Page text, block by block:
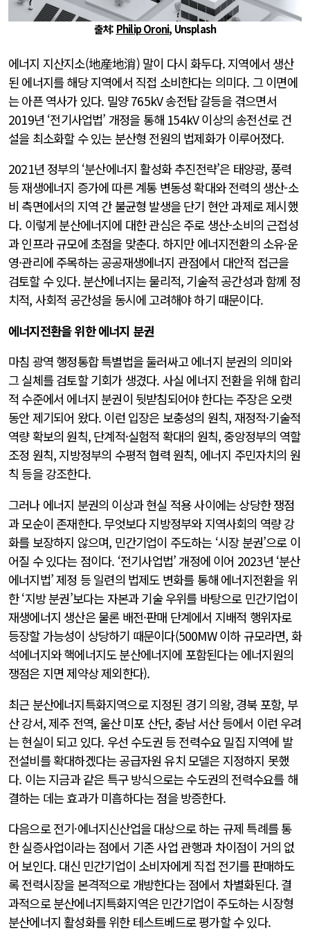
출처: Philip Oroni, Unsplash
에너지 지산지소(地産地消) 말이 다시 화두다. 지역에서 생산
된 에너지를 해당 지역에서 직접 소비한다는 의미다. 그 이면에
는 아픈 역사가 있다. 밀양 765kV 송전탑 갈등을 겪으면서
2019년 ‘전기사업법’ 개정을 통해 154kV 이상의 송전선로 건
설을 최소화할 수 있는 분산형 전원의 법제화가 이루어졌다.
2021년 정부의 ‘분산에너지 활성화 추진전략’은 태양광, 풍력
등 재생에너지 증가에 따른 계통 변동성 확대와 전력의 생산-소
비 측면에서의 지역 간 불균형 발생을 단기 현안 과제로 제시했
다. 이렇게 분산에너지에 대한 관심은 주로 생산-소비의 근접성
과 인프라 규모에 초점을 맞춘다. 하지만 에너지전환의 소유·운
영·관리에 주목하는 공공재생에너지 관점에서 대안적 접근을
검토할 수 있다. 분산에너지는 물리적, 기술적 공간성과 함께 정
치적, 사회적 공간성을 동시에 고려해야 하기 때문이다.
에너지전환을 위한 에너지 분권
마침 광역 행정통합 특별법을 둘러싸고 에너지 분권의 의미와
그 실체를 검토할 기회가 생겼다. 사실 에너지 전환을 위해 합리
적 수준에서 에너지 분권이 뒷받침되어야 한다는 주장은 오랫
동안 제기되어 왔다. 이런 입장은 보충성의 원칙, 재정적·기술적
역량 확보의 원칙, 단계적·실험적 확대의 원칙, 중앙정부의 역할
조정 원칙, 지방정부의 수평적 협력 원칙, 에너지 주민자치의 원
칙 등을 강조한다.
그러나 에너지 분권의 이상과 현실 적용 사이에는 상당한 쟁점
과 모순이 존재한다. 무엇보다 지방정부와 지역사회의 역량 강
화를 보장하지 않으며, 민간기업이 주도하는 ‘시장 분권’으로 이
어질 수 있다는 점이다. ‘전기사업법’ 개정에 이어 2023년 ‘분산
에너지법’ 제정 등 일련의 법제도 변화를 통해 에너지전환을 위
한 ‘지방 분권’보다는 자본과 기술 우위를 바탕으로 민간기업이
재생에너지 생산은 물론 배전·판매 단계에서 지배적 행위자로
등장할 가능성이 상당하기 때문이다(500MW 이하 규모라면, 화
석에너지와 핵에너지도 분산에너지에 포함된다는 에너지원의
쟁점은 지면 제약상 제외한다).
최근 분산에너지특화지역으로 지정된 경기 의왕, 경북 포항, 부
산 강서, 제주 전역, 울산 미포 산단, 충남 서산 등에서 이런 우려
는 현실이 되고 있다. 우선 수도권 등 전력수요 밀집 지역에 발
전설비를 확대하겠다는 공급자원 유치 모델은 지정하지 못했
다. 이는 지금과 같은 특구 방식으로는 수도권의 전력수요를 해
결하는 데는 효과가 미흡하다는 점을 방증한다.
다음으로 전기·에너지신산업을 대상으로 하는 규제 특례를 통
한 실증사업이라는 점에서 기존 사업 관행과 차이점이 거의 없
어 보인다. 대신 민간기업이 소비자에게 직접 전기를 판매하도
록 전력시장을 본격적으로 개방한다는 점에서 차별화된다. 결
과적으로 분산에너지특화지역은 민간기업이 주도하는 시장형
분산에너지 활성화를 위한 테스트베드로 평가할 수 있다.